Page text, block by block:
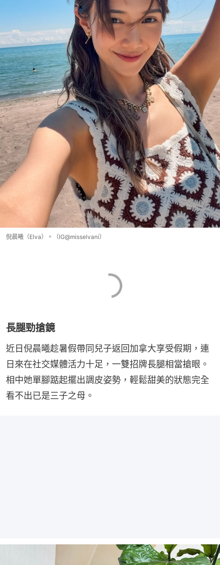
倪晨曦（Elva）。（IG@misselvani）
長腿勁搶鏡
近日倪晨曦趁暑假帶同兒子返回加拿大享受假期，連
日來在社交媒體活力十足，一雙招牌長腿相當搶眼。
相中她單腳踮起擺出調皮姿勢，輕鬆甜美的狀態完全
看不出已是三子之母。